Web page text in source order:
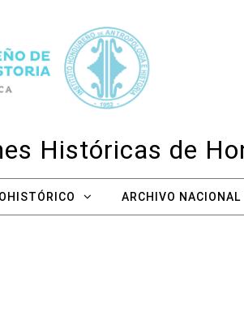
Históricas de
ARCHIVO NACIONAL